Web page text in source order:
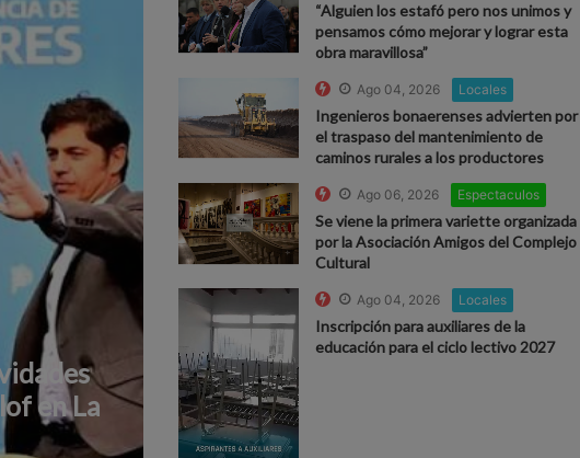
en La
“Alguien los estafó pero nos unimos y
pensamos cómo mejorar y lograr esta
obra maravillosa”
Ago 04, 2026 Locales
Ingenieros bonaerenses advierten por
el traspaso del mantenimiento de
caminos rurales a los productores
Ago 06, 2026 Espectaculos
Se viene la primera variette organizada
por la Asociación Amigos del Complejo
Cultural
Ago 04, 2026 Locales
Inscripción para auxiliares de la
educación para el ciclo lectivo 2027